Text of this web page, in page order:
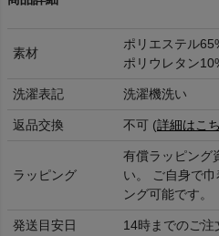
素材
ポリエステル
ポリウレタン
洗濯表記 洗濯機洗い
返品交換 不可 (詳細はこ
ラッピング
有償ラッピング
い。 ご自身で
ング可能です。
発送目安日 14時までのご注